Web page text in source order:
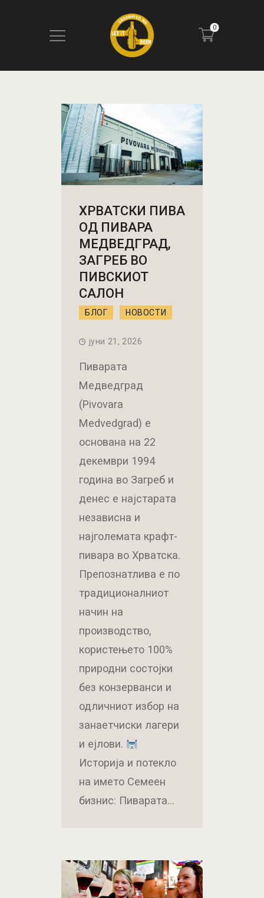
0
БЛОГ
КОНТАКТ
ПИВОТЕКА
РЕЦЕНЗИИ
ХРВАТСКИ ПИВА
ОД ПИВАРА
МЕДВЕДГРАД,
ЗАГРЕБ ВО
ПИВСКИОТ
САЛОН
БЛОГ НОВОСТИ
јуни 21, 2026
Пиварата
Медведград
(Pivovara
Medvedgrad) е
основана на 22
декември 1994
година во Загреб и
денес е најстарата
независна и
најголемата крафт-
пивара во Хрватска.
Препознатлива е по
традиционалниот
начин на
производство,
користењето 100%
природни состојки
без конзерванси и
одличниот избор на
занаетчиски лагери
и ејлови.
Историја и потекло
на името Семеен
бизнис: Пиварата…